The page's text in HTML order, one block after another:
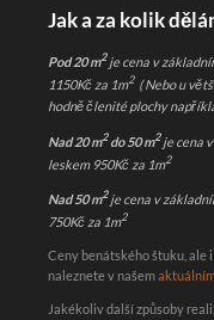
Jak a za kolik
Pod 20 m2je cena v
1150Kč za 1m2 ( Nebo u
hodně členité plochy
Nad 20 m2do 50 m2je cena
leskem 950Kč za 1m2
Nad 50 m2je cena v
750Kč za 1m2
Ceny benátského štuku, ale
naleznete v našem
Jakékoliv další způsoby